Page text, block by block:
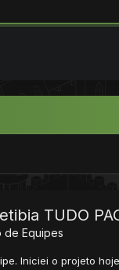
TUDO
de Equipes
Iniciei o projeto